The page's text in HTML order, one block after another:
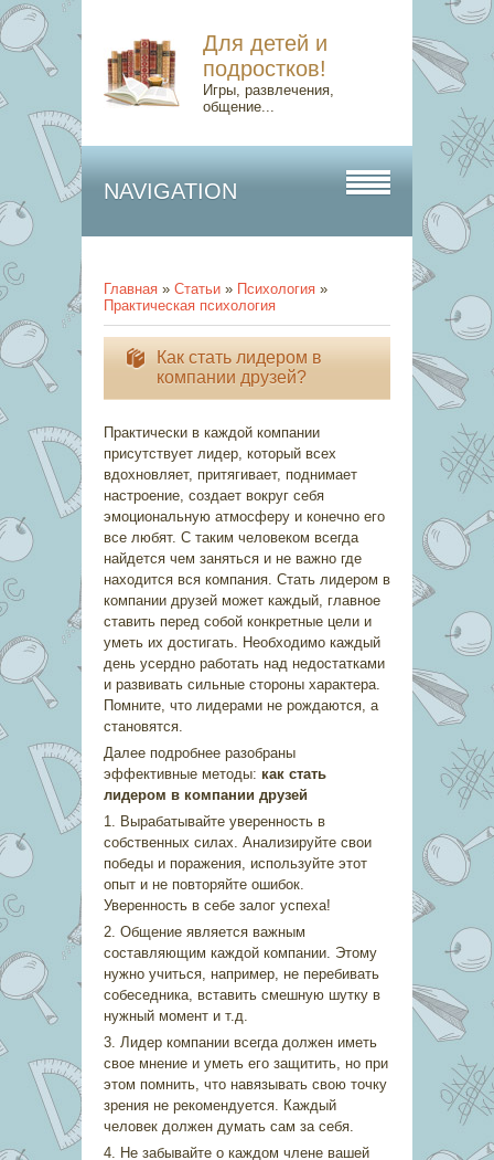
Для детей и
подростков!
Игры, развлечения,
общение...
NAVIGATION
Главная » Статьи » Психология »
Практическая психология
Как стать лидером в
компании друзей?
Практически в каждой компании
присутствует лидер, который всех
вдохновляет, притягивает, поднимает
настроение, создает вокруг себя
эмоциональную атмосферу и конечно его
все любят. С таким человеком всегда
найдется чем заняться и не важно где
находится вся компания. Стать лидером в
компании друзей может каждый, главное
ставить перед собой конкретные цели и
уметь их достигать. Необходимо каждый
день усердно работать над недостатками
и развивать сильные стороны характера.
Помните, что лидерами не рождаются, а
становятся.
Далее подробнее разобраны
эффективные методы: как стать
лидером в компании друзей
1. Вырабатывайте уверенность в
собственных силах. Анализируйте свои
победы и поражения, используйте этот
опыт и не повторяйте ошибок.
Уверенность в себе залог успеха!
2. Общение является важным
составляющим каждой компании. Этому
нужно учиться, например, не перебивать
собеседника, вставить смешную шутку в
нужный момент и т.д.
3. Лидер компании всегда должен иметь
свое мнение и уметь его защитить, но при
этом помнить, что навязывать свою точку
зрения не рекомендуется. Каждый
человек должен думать сам за себя.
4. Не забывайте о каждом члене вашей